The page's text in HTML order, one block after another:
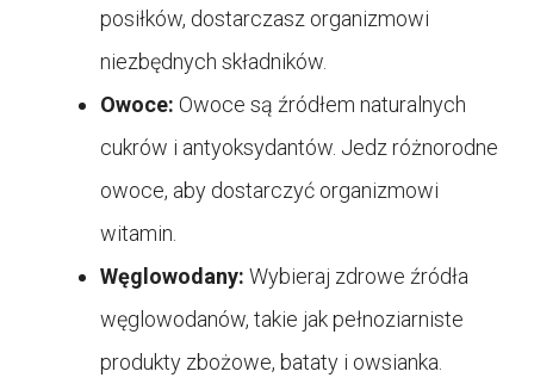
posiłków, dostarczasz organizmowi
niezbędnych składników.
Owoce: Owoce są źródłem naturalnych
cukrów i antyoksydantów. Jedz różnorodne
owoce, aby dostarczyć organizmowi
witamin.
Węglowodany: Wybieraj zdrowe źródła
węglowodanów, takie jak pełnoziarniste
produkty zbożowe, bataty i owsianka.